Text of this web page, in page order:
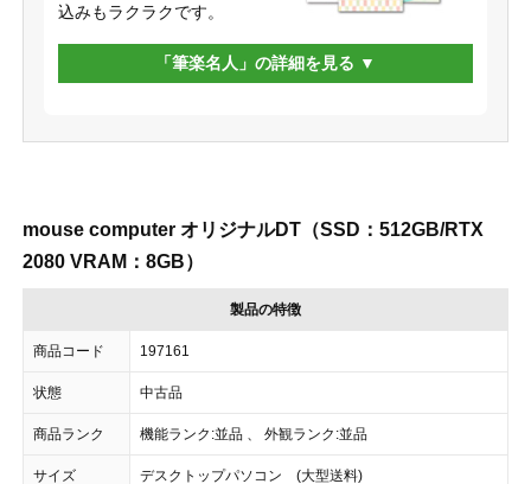
込みもラクラクです。
「筆楽名人」の詳細を見る
mouse computer オリジナルDT（SSD：512GB/RTX
2080 VRAM：8GB）
製品の特徴
商品コード 197161
状態 中古品
商品ランク 機能ランク:並品 、 外観ランク:並品
サイズ デスクトップパソコン (大型送料)